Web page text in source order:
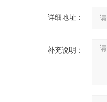
详细地址：
补充说明：